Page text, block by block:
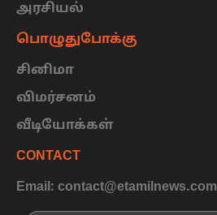
அரசியல்
பொழுதுபோக்கு
சினிமா
விமர்சனம்
வீடியோக்கள்
CONTACT
Email: contact@etamilnews.com